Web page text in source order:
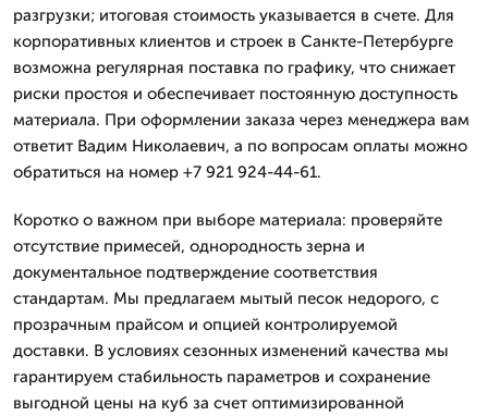
разгрузки; итоговая стоимость указывается в счете. Для
корпоративных клиентов и строек в Санкте-Петербурге
возможна регулярная поставка по графику, что снижает
риски простоя и обеспечивает постоянную доступность
материала. При оформлении заказа через менеджера вам
ответит Вадим Николаевич, а по вопросам оплаты можно
обратиться на номер +7 921 924-44-61.
Коротко о важном при выборе материала: проверяйте
отсутствие примесей, однородность зерна и
документальное подтверждение соответствия
стандартам. Мы предлагаем мытый песок недорого, с
прозрачным прайсом и опцией контролируемой
доставки. В условиях сезонных изменений качества мы
гарантируем стабильность параметров и сохранение
выгодной цены на куб за счет оптимизированной